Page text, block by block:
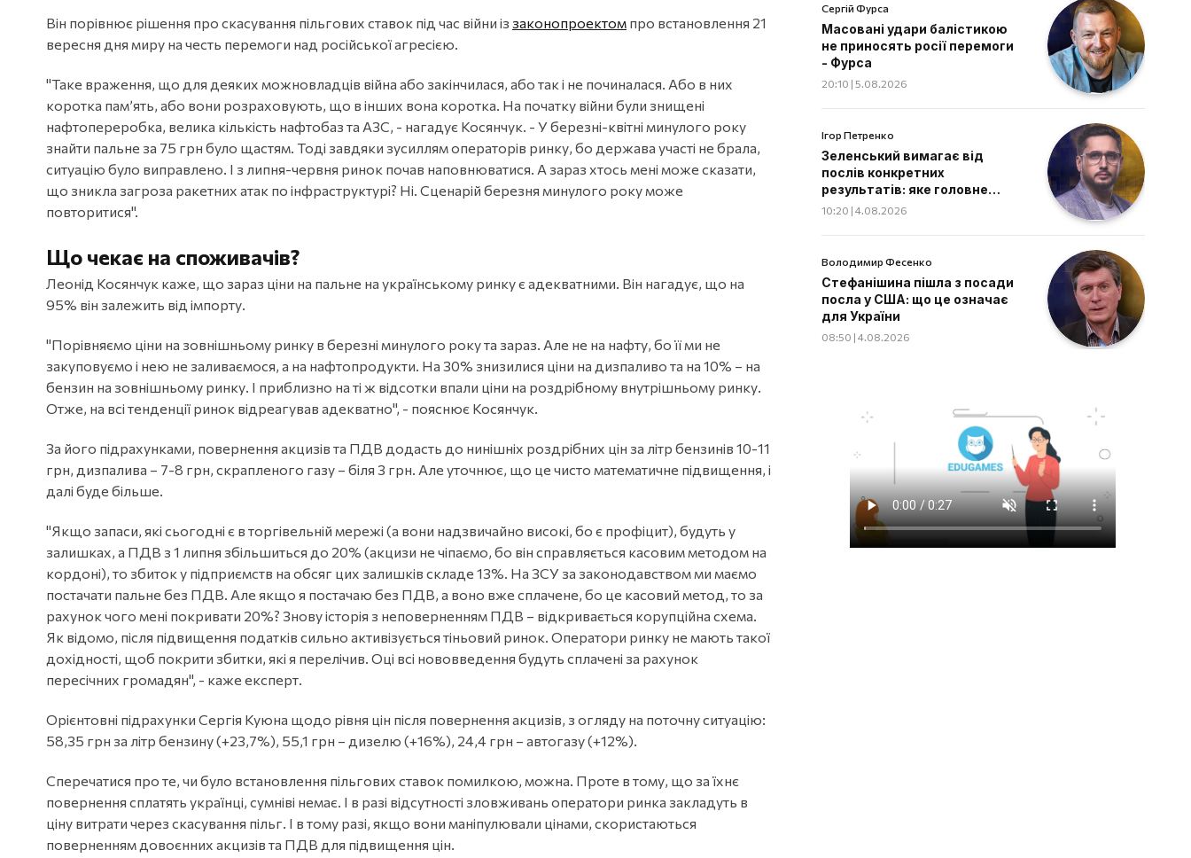
Він порівнює рішення про скасування пільгових ставок під час війни із законопроектом про встановлення 21
вересня дня миру на честь перемоги над російської агресією.
"Таке враження, що для деяких можновладців війна або закінчилася, або так і не починалася. Або в них
коротка пам’ять, або вони розраховують, що в інших вона коротка. На початку війни були знищені
нафтопереробка, велика кількість нафтобаз та АЗС, - нагадує Косянчук. - У березні-квітні минулого року
знайти пальне за 75 грн було щастям. Тоді завдяки зусиллям операторів ринку, бо держава участі не брала,
ситуацію було виправлено. І з липня-червня ринок почав наповнюватися. А зараз хтось мені може сказати,
що зникла загроза ракетних атак по інфраструктурі? Ні. Сценарій березня минулого року може
повторитися".
Що чекає на споживачів?
Леонід Косянчук каже, що зараз ціни на пальне на українському ринку є адекватними. Він нагадує, що на
95% він залежить від імпорту.
"Порівняємо ціни на зовнішньому ринку в березні минулого року та зараз. Але не на нафту, бо її ми не
закуповуємо і нею не заливаємося, а на нафтопродукти. На 30% знизилися ціни на дизпаливо та на 10% – на
бензин на зовнішньому ринку. І приблизно на ті ж відсотки впали ціни на роздрібному внутрішньому ринку.
Отже, на всі тенденції ринок відреагував адекватно", - пояснює Косянчук.
За його підрахунками, повернення акцизів та ПДВ додасть до нинішніх роздрібних цін за літр бензинів 10-11
грн, дизпалива – 7-8 грн, скрапленого газу – біля 3 грн. Але уточнює, що це чисто математичне підвищення, і
далі буде більше.
"Якщо запаси, які сьогодні є в торгівельній мережі (а вони надзвичайно високі, бо є профіцит), будуть у
залишках, а ПДВ з 1 липня збільшиться до 20% (акцизи не чіпаємо, бо він справляється касовим методом на
кордоні), то збиток у підприємств на обсяг цих залишків складе 13%. На ЗСУ за законодавством ми маємо
постачати пальне без ПДВ. Але якщо я постачаю без ПДВ, а воно вже сплачене, бо це касовий метод, то за
рахунок чого мені покривати 20%? Знову історія з неповерненням ПДВ – відкривається корупційна схема.
Як відомо, після підвищення податків сильно активізується тіньовий ринок. Оператори ринку не мають такої
дохідності, щоб покрити збитки, які я перелічив. Оці всі нововведення будуть сплачені за рахунок
пересічних громадян", - каже експерт.
Орієнтовні підрахунки Сергія Куюна щодо рівня цін після повернення акцизів, з огляду на поточну ситуацію:
58,35 грн за літр бензину (+23,7%), 55,1 грн – дизелю (+16%), 24,4 грн – автогазу (+12%).
Сперечатися про те, чи було встановлення пільгових ставок помилкою, можна. Проте в тому, що за їхнє
повернення сплатять українці, сумніві немає. І в разі відсутності зловживань оператори ринка закладуть в
ціну витрати через скасування пільг. І в тому разі, якщо вони маніпулювали цінами, скористаються
поверненням довоєнних акцизів та ПДВ для підвищення цін.
Сергій Фурса
Масовані удари балістикою
не приносять росії перемоги
- Фурса
20:10 | 5.08.2026
Ігор Петренко
Зеленський вимагає від
послів конкретних
результатів: яке головне
завдання дипломатів
10:20 | 4.08.2026
Володимир Фесенко
Стефанішина пішла з посади
посла у США: що це означає
для України
08:50 | 4.08.2026